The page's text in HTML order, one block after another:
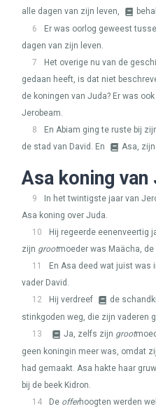
alle dagen van zijn leven,
6
Er was oorlog geweest
dagen van zijn leven.
7
Het overige nu van de
gedaan heeft, is dat niet
de koningen van Juda? Er was
Jerobeam.
8
En Abiam ging te ruste bij
de stad van David. En
Asa,
Asa koning van
9
In het twintigste jaar van
Asa koning over Juda.
10
Hij regeerde eenenveertig
zijn grootmoeder was Maächa,
11
En Asa deed wat juist was
vader David.
12
Hij verdreef
de
stinkgoden weg, die zijn vaderen
13
Ja, zelfs zijn groot
geen koningin meer was, omdat
had gemaakt. Asa hakte haar
bij de beek Kidron.
14
De offerhoogten werden